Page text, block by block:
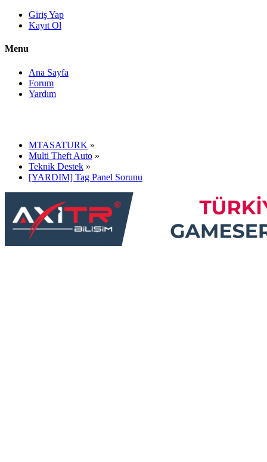
Giriş Yap
Kayıt Ol
Menu
Ana Sayfa
Forum
Yardım
MTASATURK »
Multi Theft Auto »
Teknik Destek »
[YARDIM] Tag Panel Sorunu